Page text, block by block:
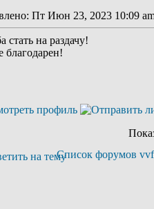
Пт Июн 23, 2023 10:09
стать на раздачу!
благодарен!
Список форумов